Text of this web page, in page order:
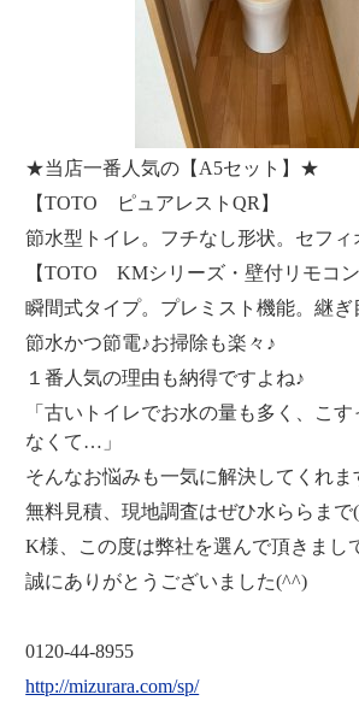
★当店一番人気の【A5セット】★
【TOTO ピュアレストQR】
節水型トイレ。フチなし形状。セフィ
【TOTO KMシリーズ・壁付リモコ
瞬間式タイプ。プレミスト機能。継ぎ
節水かつ節電♪お掃除も楽々♪
１番人気の理由も納得ですよね♪
「古いトイレでお水の量も多く、こ
なくて…」
そんなお悩みも一気に解決してくれま
無料見積、現地調査はぜひ水ららまで
K様、この度は弊社を選んで頂きまし
誠にありがとうございました(^^)
0120-44-8955
http://mizurara.com/sp/